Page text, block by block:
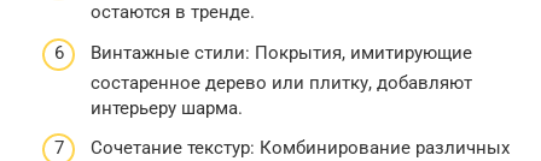
остаются в тренде.
Винтажные стили: Покрытия, имитирующие
состаренное дерево или плитку, добавляют
интерьеру шарма.
Сочетание текстур: Комбинирование различных